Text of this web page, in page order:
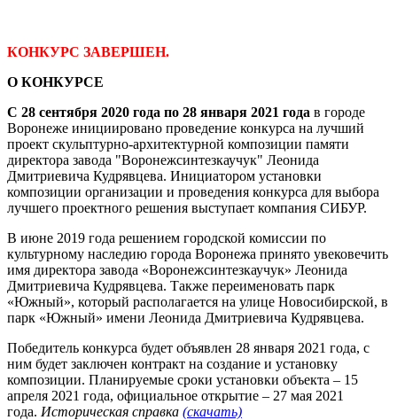
КОНКУРС ЗАВЕРШЕН.
О КОНКУРСЕ
С 28 сентября 2020 года по 28 января 2021 года в городе
Воронеже инициировано проведение конкурса на лучший
проект скульптурно-архитектурной композиции памяти
директора завода "Воронежсинтезкаучук" Леонида
Дмитриевича Кудрявцева. Инициатором установки
композиции организации и проведения конкурса для выбора
лучшего проектного решения выступает компания СИБУР.
В июне 2019 года решением городской комиссии по
культурному наследию города Воронежа принято увековечить
имя директора завода «Воронежсинтезкаучук» Леонида
Дмитриевича Кудрявцева. Также переименовать парк
«Южный», который располагается на улице Новосибирской, в
парк «Южный» имени Леонида Дмитриевича Кудрявцева.
Победитель конкурса будет объявлен 28 января 2021 года, с
ним будет заключен контракт на создание и установку
композиции. Планируемые сроки установки объекта – 15
апреля 2021 года, официальное открытие – 27 мая 2021
года. Историческая справка (скачать)